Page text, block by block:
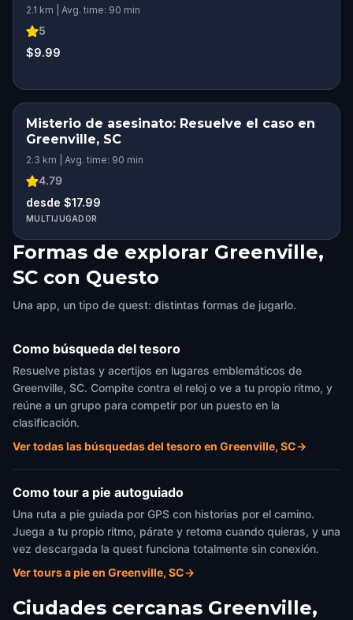
2.1 km | Avg. time: 90 min
5
$9.99
Misterio de asesinato: Resuelve el caso en
Greenville, SC
2.3 km | Avg. time: 90 min
4.79
desde $17.99
MULTIJUGADOR
Formas de explorar Greenville,
SC con Questo
Una app, un tipo de quest: distintas formas de jugarlo.
Como búsqueda del tesoro
Resuelve pistas y acertijos en lugares emblemáticos de
Greenville, SC. Compite contra el reloj o ve a tu propio ritmo, y
reúne a un grupo para competir por un puesto en la
clasificación.
Ver todas las búsquedas del tesoro en Greenville, SC→
Como tour a pie autoguiado
Una ruta a pie guiada por GPS con historias por el camino.
Juega a tu propio ritmo, párate y retoma cuando quieras, y una
vez descargada la quest funciona totalmente sin conexión.
Ver tours a pie en Greenville, SC→
Ciudades cercanas Greenville,